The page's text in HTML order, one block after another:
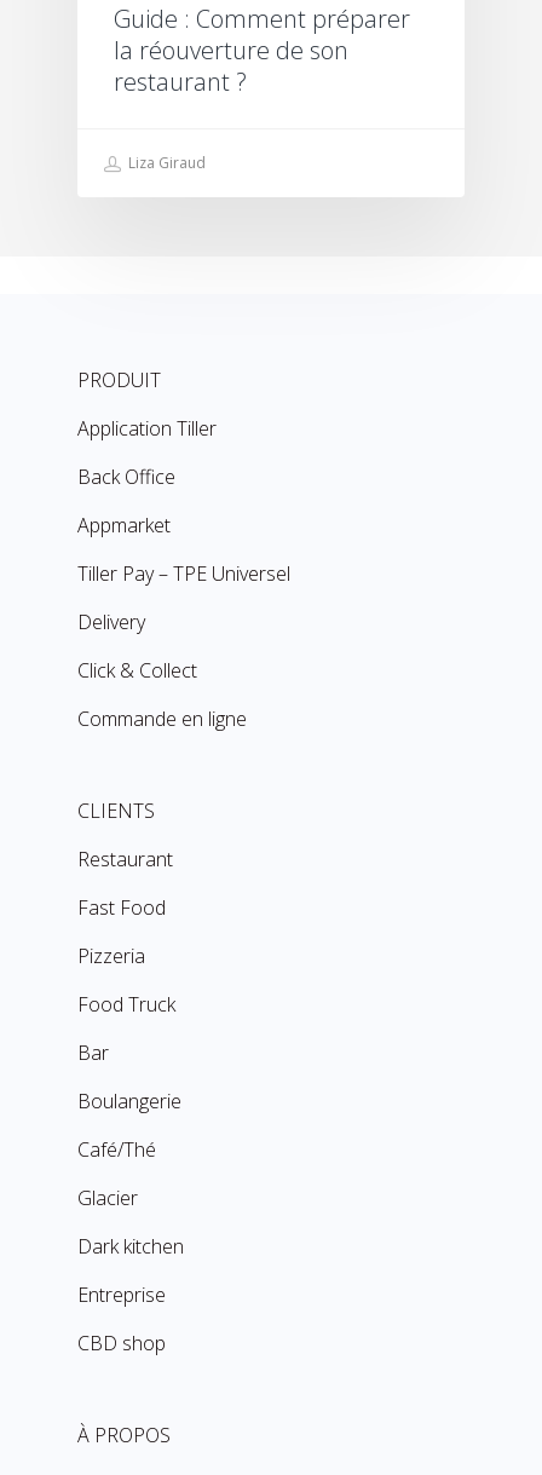
Guide : Comment préparer
la réouverture de son
restaurant ?
Liza Giraud
PRODUIT
Application Tiller
Back Office
Appmarket
Tiller Pay – TPE Universel
Delivery
Click & Collect
Commande en ligne
CLIENTS
Restaurant
Fast Food
Pizzeria
Food Truck
Bar
Boulangerie
Café/Thé
Glacier
Dark kitchen
Entreprise
CBD shop
À PROPOS